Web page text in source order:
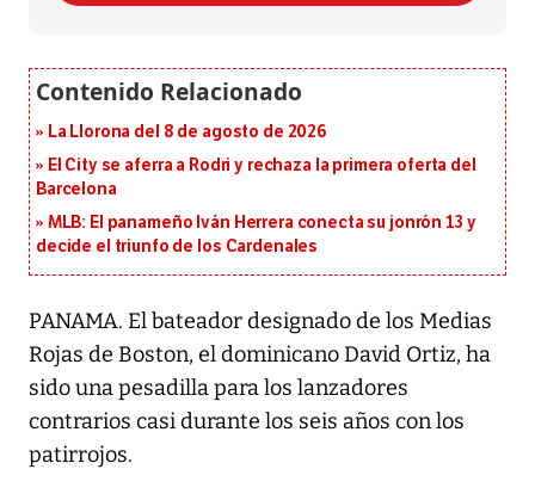
La Llorona del 8 de agosto de 2026
El City se aferra a Rodri y rechaza la primera oferta del
Barcelona
MLB: El panameño Iván Herrera conecta su jonrón 13 y
decide el triunfo de los Cardenales
PANAMA. El bateador designado de los Medias
Rojas de Boston, el dominicano David Ortiz, ha
sido una pesadilla para los lanzadores
contrarios casi durante los seis años con los
patirrojos.